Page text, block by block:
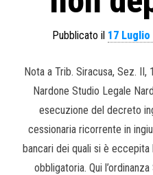
Pubblicato il 17 Luglio
Nota a Trib. Siracusa, Sez. II,
Nardone Studio Legale
esecuzione del decreto
cessionaria ricorrente in
bancari dei quali si è
obbligatoria. Qui